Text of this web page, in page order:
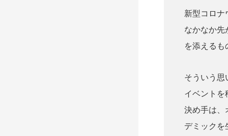
新型コロナ
なかなか先
を添える
そういう
イベントを
決め手は、
デミック